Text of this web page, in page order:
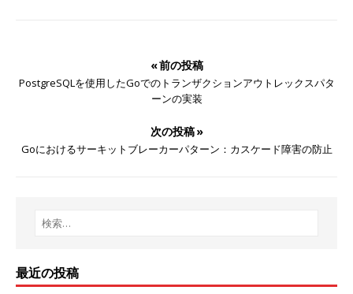
« 前の投稿
PostgreSQLを使用したGoでのトランザクションアウトレックスパタ
ーンの実装
次の投稿 »
Goにおけるサーキットブレーカーパターン：カスケード障害の防止
最近の投稿